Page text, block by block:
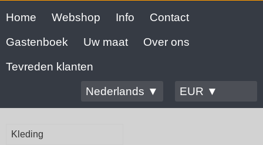
Home Webshop Info
Contact
Gastenboek
Uw maat
Over ons
Tevreden klanten
Nederlands ▼
EUR ▼
Kleding